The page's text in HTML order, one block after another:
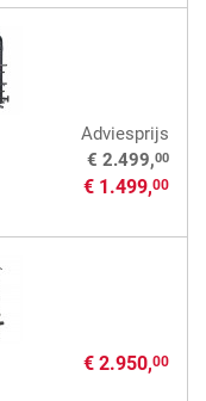
Adviesprijs
€ 2.499,00
€ 1.499,00
€ 2.950,00